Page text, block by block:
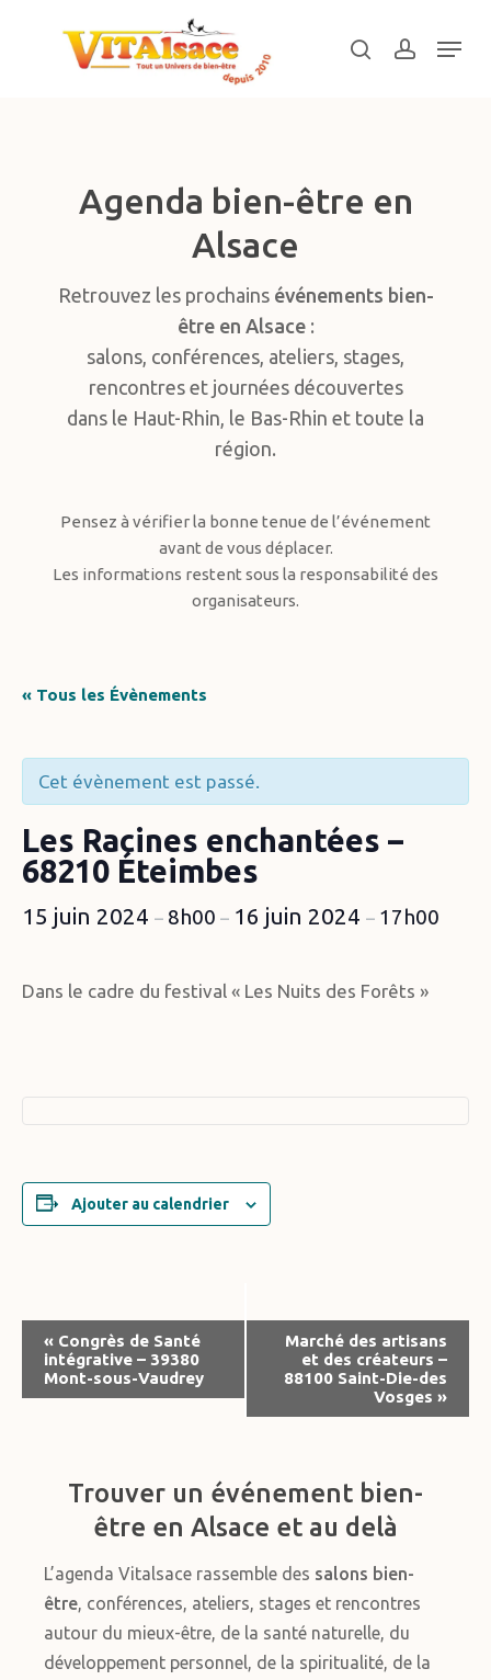
searchaccount
Menu
Agenda bien-être en
Alsace
Retrouvez les prochains événements bien-
être en Alsace:
salons, conférences, ateliers, stages,
rencontres et journées découvertes
dans le Haut-Rhin, le Bas-Rhin et toute la
région.
Pensez à vérifier la bonne tenue de l’événement
avant de vous déplacer.
Les informations restent sous la responsabilité des
organisateurs.
« Tous les Évènements
Cet évènement est passé.
Les Racines enchantées –
68210 Éteimbes
15 juin 2024 – 8h00 – 16 juin 2024 – 17h00
Dans le cadre du festival « Les Nuits des Forêts »
Ajouter au calendrier
Navigation
Évènement
« Congrès de Santé
intégrative – 39380
Mont-sous-Vaudrey
Marché des artisans
et des créateurs –
88100 Saint-Die-des
Vosges »
Trouver un événement bien-
être en Alsace et au delà
L’agenda Vitalsace rassemble des salons bien-
être , conférences, ateliers, stages et rencontres
autour du mieux-être, de la santé naturelle, du
développement personnel, de la spiritualité, de la